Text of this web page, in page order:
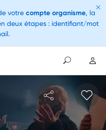
votre compte organisme, la
deux étapes : identifiant/mot